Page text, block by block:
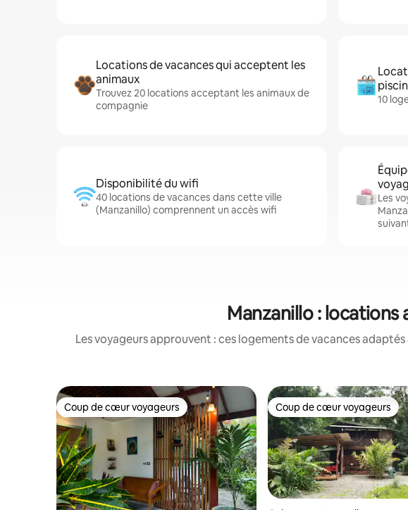
Locations de vacances qui acceptent les
animaux
Trouvez 20 locations acceptant les animaux de
compagnie
10
Disponibilité du wifi
40 locations de vacances dans cette ville
(Manzanillo) comprennent un accès wifi
Les
Manzanillo :
Les voyageurs approuvent : ces logements de vacances
Coup de cœur voyageurs
Coup de cœur voyageurs Coup de cœur voyageurs
Coup de cœur voyageurs